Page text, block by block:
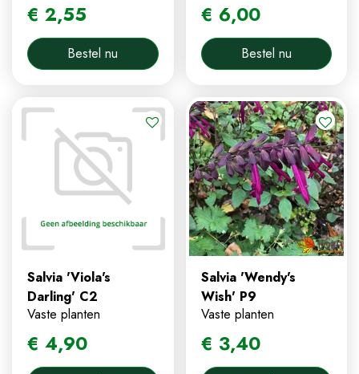
€ 2,55
Bestel nu
€ 6,00
Bestel nu
Salvia 'Viola's
Darling' C2
Vaste planten
€ 4,90
Salvia 'Wendy's
Wish' P9
Vaste planten
€ 3,40